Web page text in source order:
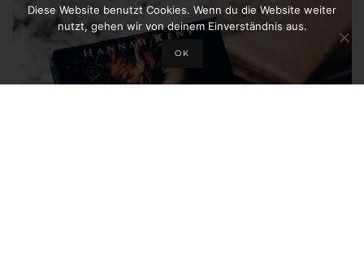
Diese Website benutzt Cookies. Wenn du die Website weiter
nutzt, gehen wir von deinem Einverständnis aus.
OK